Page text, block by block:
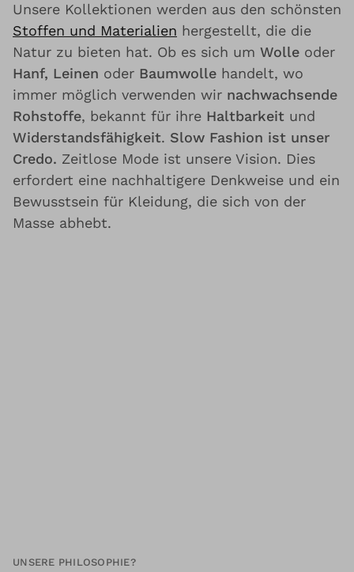
Unsere Kollektionen werden aus den schönsten
Stoffen und Materialien hergestellt, die die
Natur zu bieten hat. Ob es sich um Wolle oder
Hanf, Leinen oder Baumwolle handelt, wo
immer möglich verwenden wir nachwachsende
Rohstoffe, bekannt für ihre Haltbarkeit und
Widerstandsfähigkeit. Slow Fashion ist unser
Credo. Zeitlose Mode ist unsere Vision. Dies
erfordert eine nachhaltigere Denkweise und ein
Bewusstsein für Kleidung, die sich von der
Masse abhebt.
UNSERE PHILOSOPHIE?